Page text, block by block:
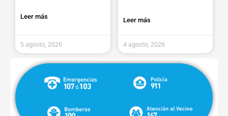
Leer más
5 agosto, 2026
Leer más
4 agosto, 2026